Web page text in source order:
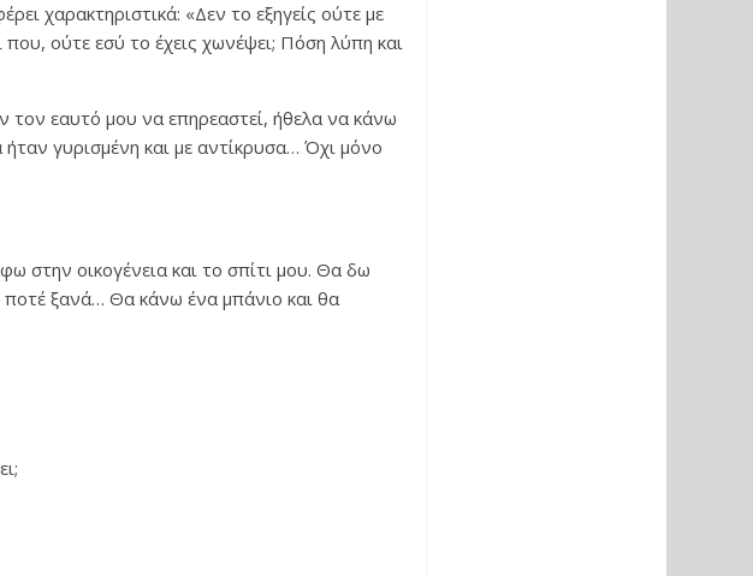
χαρακτηριστικά: «Δεν το εξηγείς ούτε με
ούτε εσύ το έχεις χωνέψει; Πόση λύπη και
εαυτό μου να επηρεαστεί, ήθελα να κάνω
γυρισμένη και με αντίκρυσα… Όχι μόνο
στην οικογένεια και το σπίτι μου. Θα δω
ξανά… Θα κάνω ένα μπάνιο και θα